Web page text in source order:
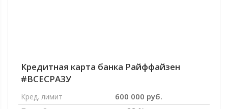
Кредитная карта банка Райффайзен
#ВСЕСРАЗУ
Кред. лимит 600 000 руб.